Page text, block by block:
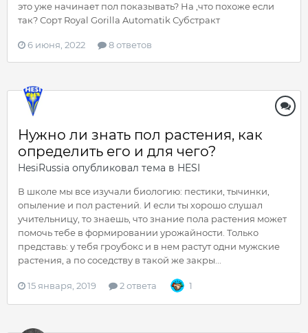
это уже начинает пол показывать? На ,что похоже если
так? Сорт Royal Gorilla Automatik Субстракт
6 июня, 2022 8 ответов
Нужно ли знать пол растения, как
определить его и для чего?
HesiRussia опубликовал тема в HESI
В школе мы все изучали биологию: пестики, тычинки,
опыление и пол растений. И если ты хорошо слушал
учительницу, то знаешь, что знание пола растения может
помочь тебе в формировании урожайности. Только
представь: у тебя гроубокс и в нем растут одни мужские
растения, а по соседству в такой же закры...
15 января, 2019 2 ответа 1